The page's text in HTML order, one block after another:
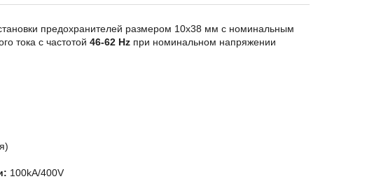
предохранителей размером 10x38 мм с номинальным
тока с частотой 46-62 Hz при номинальном напряжении
100kA/400V